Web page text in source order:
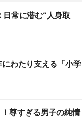
日常に潜む“人身取
わたり支える「小学
尊すぎる男子の純情